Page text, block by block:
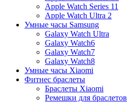
Apple Watch Series 11
Apple Watch Ultra 2
Умные часы Samsung
Galaxy Watch Ultra
Galaxy Watch6
Galaxy Watch7
Galaxy Watch8
Умные часы Xiaomi
Фитнес браслеты
Браслеты Xiaomi
Ремешки для браслетов